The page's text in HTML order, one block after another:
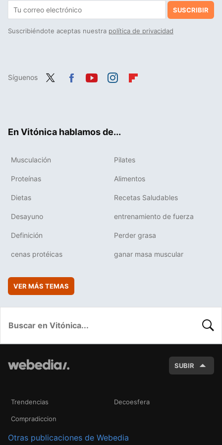
SUSCRIBIR
Suscribiéndote aceptas nuestra política de privacidad
Síguenos
En Vitónica hablamos de...
Musculación Pilates
Proteínas Alimentos
Dietas Recetas Saludables
Desayuno entrenamiento de fuerza
Definición Perder grasa
cenas protéicas ganar masa muscular
VER MÁS TEMAS
SUBIR
Trendencias Decoesfera
Compradiccion
Otras publicaciones de Webedia